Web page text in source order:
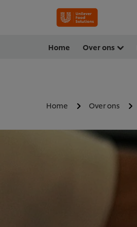
Home Over ons
Home Over ons